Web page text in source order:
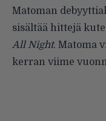
Matoman
sisältää hittejä
All Night. Matoma
kerran viime